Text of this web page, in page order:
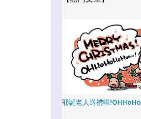
耶誕老人送禮啦!OHHoHo